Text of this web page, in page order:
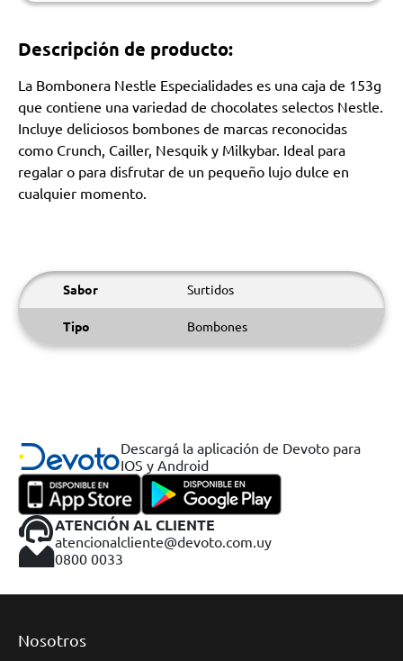
Descripción de producto:
La Bombonera Nestle Especialidades es una caja de 153g
que contiene una variedad de chocolates selectos Nestle.
Incluye deliciosos bombones de marcas reconocidas
como Crunch, Cailler, Nesquik y Milkybar. Ideal para
regalar o para disfrutar de un pequeño lujo dulce en
cualquier momento.
Sabor Surtidos
Tipo Bombones
Descargá la aplicación de Devoto para
IOS y Android
ATENCIÓN AL CLIENTE
atencionalcliente@devoto.com.uy
0800 0033
Nosotros